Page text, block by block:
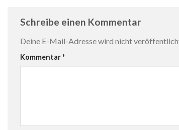
Schreibe einen Kommentar
Deine E-Mail-Adresse wird nicht
Kommentar*